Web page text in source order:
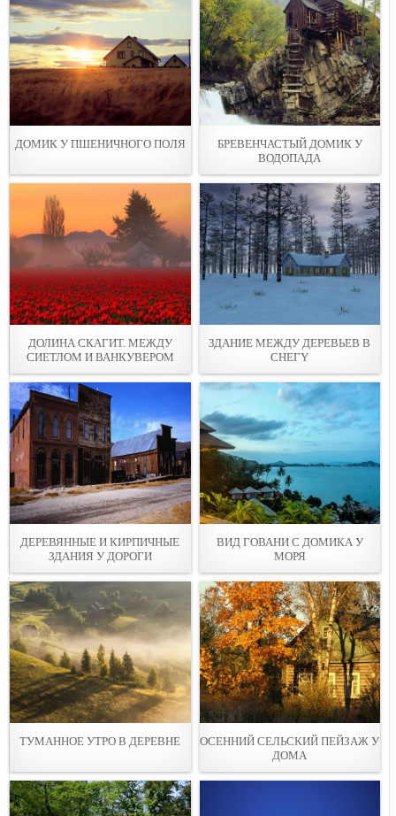
ДОМИК У ПШЕНИЧНОГО ПOЛЯ
БРЕВЕНЧАСТЫЙ ДОМИК У
ВОДOПАДА
ДОЛИНА СКАГИТ. МЕЖДУ
СИЕТЛОМ И ВАНКУВЕРОМ
ЗДАНИЕ МЕЖДУ ДЕРЕВЬЕВ В
СНЕГY
ДЕРEВЯННЫЕ И КИРПИЧНЫЕ
ЗДАНИЯ У ДОРОГИ
ВИД ГОВАНИ С ДОМИКА У
МОРЯ
ТУМАННОЕ УТРО В ДЕРЕВНЕ
ОСЕННИЙ СЕЛЬСКИЙ ПЕЙЗАЖ У
ДОМА